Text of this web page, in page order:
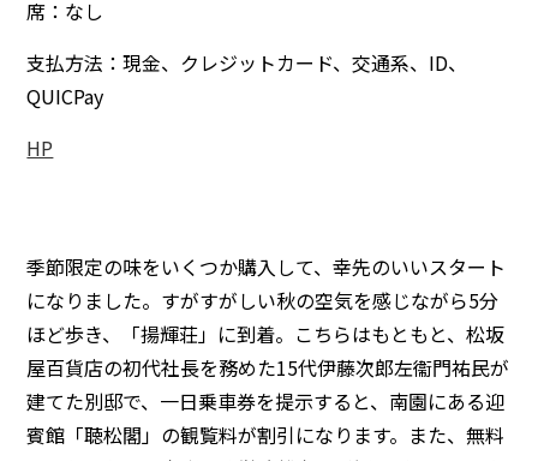
席：なし
支払方法：現金、クレジットカード、交通系、ID、
QUICPay
HP
季節限定の味をいくつか購入して、幸先のいいスタート
になりました。すがすがしい秋の空気を感じながら5分
ほど歩き、「揚輝荘」に到着。こちらはもともと、松坂
屋百貨店の初代社長を務めた15代伊藤次郎左衞門祐民が
建てた別邸で、一日乗車券を提示すると、南園にある迎
賓館「聴松閣」の観覧料が割引になります。また、無料